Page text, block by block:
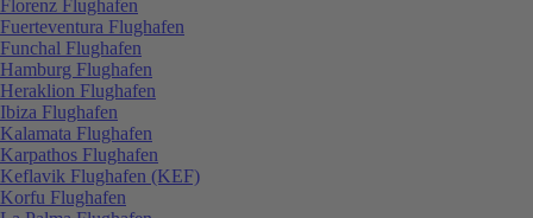
Florenz Flughafen
Fuerteventura Flughafen
Funchal Flughafen
Hamburg Flughafen
Heraklion Flughafen
Ibiza Flughafen
Kalamata Flughafen
Karpathos Flughafen
Keflavik Flughafen (KEF)
Korfu Flughafen